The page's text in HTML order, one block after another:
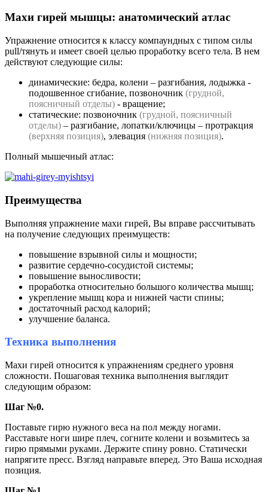
Махи гирей мышцы: анатомический атлас
Упражнение относится к классу компаундных с типом силы
pull/тянуть и имеет своей целью проработку всего тела. В нем
действуют следующие силы:
динамические: бедра, колени – разгибания, лодыжка -
подошвенное сгибание, позвоночник (грудной,
поясничный отделы) - вращение;
статические: позвоночник (грудной, поясничный
отделы) – разгибание, лопатки/ключицы – протракция
(верхняя позиция), элевация (нижняя позиция).
Полный мышечный атлас:
Преимущества
Выполняя упражнение махи гирей, Вы вправе рассчитывать
на получение следующих преимуществ:
повышение взрывной силы и мощности;
развитие сердечно-сосудистой системы;
повышение выносливости;
проработка относительно большого количества мышц;
укрепление мышц кора и нижней части спины;
достаточный расход калорий;
улучшение баланса.
Техника выполнения
Махи гирей относится к упражнениям среднего уровня
сложности. Пошаговая техника выполнения выглядит
следующим образом:
Шаг №0.
Поставьте гирю нужного веса на пол между ногами.
Расставьте ноги шире плеч, согните колени и возьмитесь за
гирю прямыми руками. Держите спину ровно. Статически
напрягите пресс. Взгляд направьте вперед. Это Ваша исходная
позиция.